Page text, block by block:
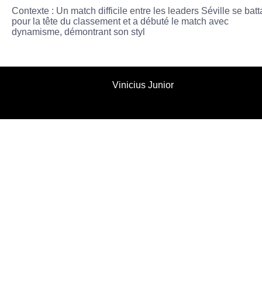
Contexte : Un match difficile entre les leaders Séville se
pour la tête du classement et a débuté le match avec
dynamisme, démontrant son styl
Vinicius Junior